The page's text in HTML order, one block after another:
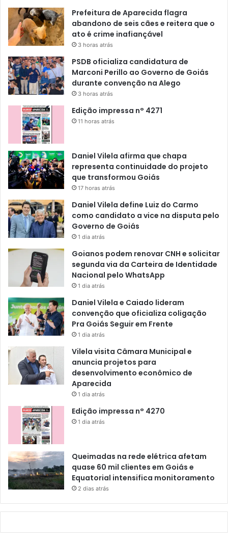
Prefeitura de Aparecida flagra
abandono de seis cães e reitera que o
ato é crime inafiançável
3 horas atrás
PSDB oficializa candidatura de
Marconi Perillo ao Governo de Goiás
durante convenção na Alego
3 horas atrás
Edição impressa n° 4271
11 horas atrás
Daniel Vilela afirma que chapa
representa continuidade do projeto
que transformou Goiás
17 horas atrás
Daniel Vilela define Luiz do Carmo
como candidato a vice na disputa pelo
Governo de Goiás
1 dia atrás
Goianos podem renovar CNH e solicitar
segunda via da Carteira de Identidade
Nacional pelo WhatsApp
1 dia atrás
Daniel Vilela e Caiado lideram
convenção que oficializa coligação
Pra Goiás Seguir em Frente
1 dia atrás
Vilela visita Câmara Municipal e
anuncia projetos para
desenvolvimento econômico de
Aparecida
1 dia atrás
Edição impressa n° 4270
1 dia atrás
Queimadas na rede elétrica afetam
quase 60 mil clientes em Goiás e
Equatorial intensifica monitoramento
2 dias atrás